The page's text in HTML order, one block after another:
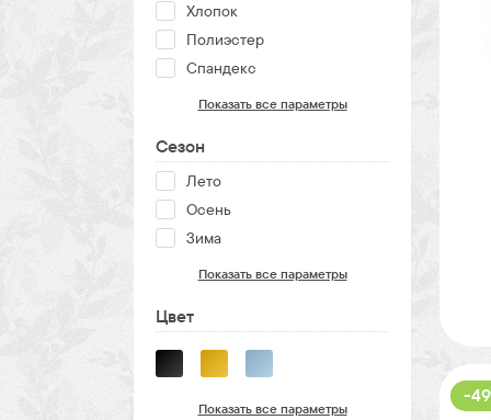
Хлопок
Полиэстер
Спандекс
Показать все параметры
Сезон
Лето
Осень
Зима
Показать все параметры
Цвет
Показать все параметры
-